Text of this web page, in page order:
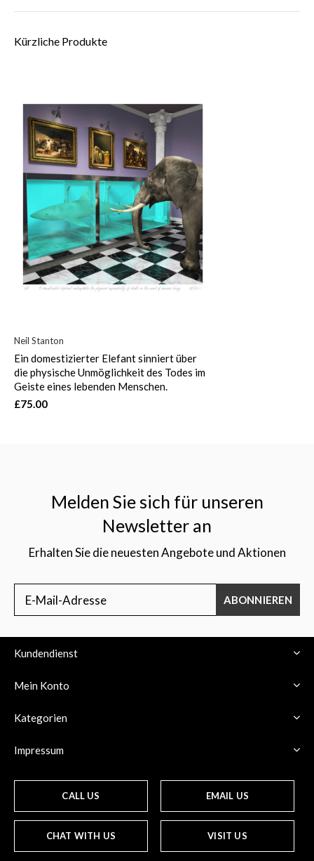
Kürzliche Produkte
Neil Stanton
Ein domestizierter Elefant sinniert über
die physische Unmöglichkeit des Todes im
Geiste eines lebenden Menschen.
£75.00
Melden Sie sich für unseren
Newsletter an
Erhalten Sie die neuesten Angebote und Aktionen
ABONNIEREN
Kundendienst
Mein Konto
Kategorien
Impressum
CALL US EMAIL US
CHAT WITH US VISIT US